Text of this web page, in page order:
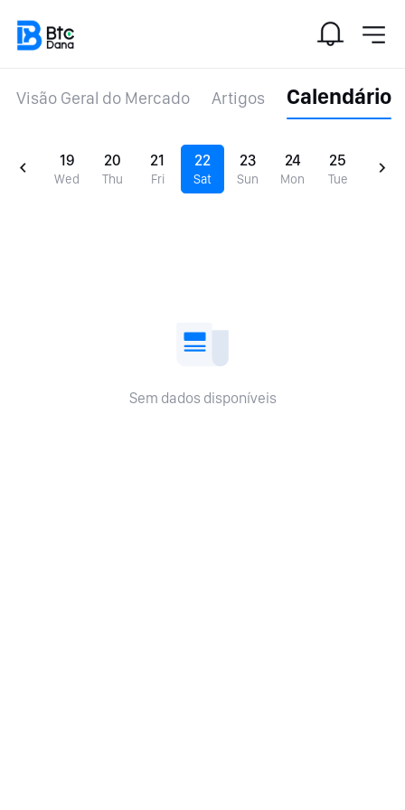
Visão Geral do Mercado Artigos Calendário
19
Wed
20
Thu
21
Fri
22
Sat
23
Sun
24
Mon
25
Tue
Sem dados disponíveis